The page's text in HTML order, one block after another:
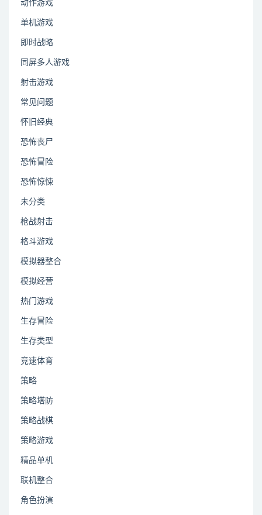
动作游戏
单机游戏
即时战略
同屏多人游戏
射击游戏
常见问题
怀旧经典
恐怖丧尸
恐怖冒险
恐怖惊悚
未分类
枪战射击
格斗游戏
模拟器整合
模拟经营
热门游戏
生存冒险
生存类型
竞速体育
策略
策略塔防
策略战棋
策略游戏
精品单机
联机整合
角色扮演